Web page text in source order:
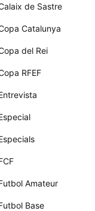
de Sastre
Catalunya
del Rei
RFEF
Amateur
Base